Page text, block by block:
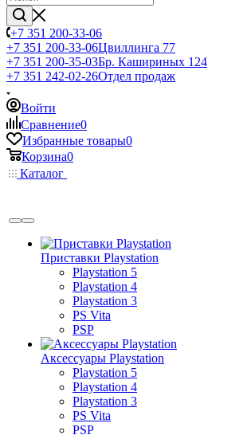
+7 351 200-33-06
+7 351 200-33-06Цвиллинга 77
+7 351 200-35-03Бр. Кашириных 124
+7 351 242-02-26Отдел продаж
Войти
Сравнение0
Избранные товары0
Корзина0
Каталог
Приставки Playstation
Playstation 5
Playstation 4
Playstation 3
PS Vita
PSP
Аксессуары Playstation
Playstation 5
Playstation 4
Playstation 3
PS Vita
PSP